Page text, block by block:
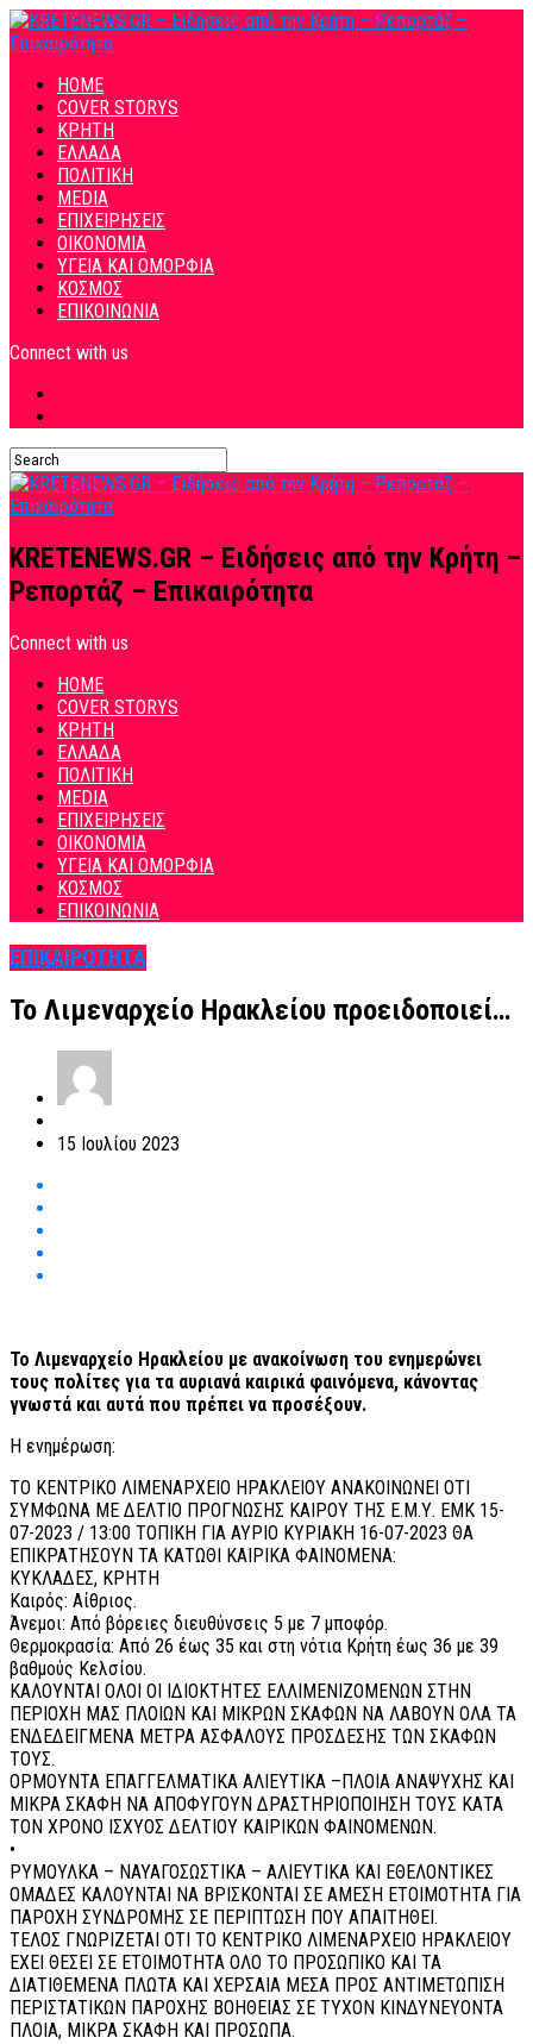
HOME
COVER STORYS
ΚΡΗΤΗ
ΕΛΛΑΔΑ
ΠΟΛΙΤΙΚΗ
MEDIA
ΕΠΙΧΕΙΡΗΣΕΙΣ
ΟΙΚΟΝΟΜΙΑ
ΥΓΕΙΑ ΚΑΙ ΟΜΟΡΦΙΑ
ΚΟΣΜΟΣ
ΕΠΙΚΟΙΝΩΝΙΑ
Connect with us
KRETENEWS.GR – Ειδήσεις από την Κρήτη –
Ρεπορτάζ – Επικαιρότητα
Connect with us
HOME
COVER STORYS
ΚΡΗΤΗ
ΕΛΛΑΔΑ
ΠΟΛΙΤΙΚΗ
MEDIA
ΕΠΙΧΕΙΡΗΣΕΙΣ
ΟΙΚΟΝΟΜΙΑ
ΥΓΕΙΑ ΚΑΙ ΟΜΟΡΦΙΑ
ΚΟΣΜΟΣ
ΕΠΙΚΟΙΝΩΝΙΑ
ΕΠΙΚΑΙΡΟΤΗΤΑ
Το Λιμεναρχείο Ηρακλείου προειδοποιεί…
15 Ιουλίου 2023
Το Λιμεναρχείο Ηρακλείου με ανακοίνωση του ενημερώνει
τους πολίτες για τα αυριανά καιρικά φαινόμενα, κάνοντας
γνωστά και αυτά που πρέπει να προσέξουν.
Η ενημέρωση:
ΤΟ ΚΕΝΤΡΙΚΟ ΛΙΜΕΝΑΡΧΕΙΟ ΗΡΑΚΛΕΙΟΥ ΑΝΑΚΟΙΝΩΝΕΙ ΟΤΙ
ΣΥΜΦΩΝΑ ΜΕ ΔΕΛΤΙΟ ΠΡΟΓΝΩΣΗΣ ΚΑΙΡΟΥ ΤΗΣ Ε.Μ.Υ. ΕΜΚ 15-
07-2023 / 13:00 ΤΟΠΙΚΗ ΓΙΑ ΑΥΡΙΟ ΚΥΡΙΑΚΗ 16-07-2023 ΘΑ
ΕΠΙΚΡΑΤΗΣΟΥΝ ΤΑ ΚΑΤΩΘΙ ΚΑΙΡΙΚΑ ΦΑΙΝΟΜΕΝΑ:
ΚΥΚΛΑΔΕΣ, ΚΡΗΤΗ
Καιρός: Αίθριος.
Άνεμοι: Από βόρειες διευθύνσεις 5 με 7 μποφόρ.
Θερμοκρασία: Από 26 έως 35 και στη νότια Κρήτη έως 36 με 39
βαθμούς Κελσίου.
ΚΑΛΟΥΝΤΑΙ ΟΛΟΙ ΟΙ ΙΔΙΟΚΤΗΤΕΣ ΕΛΛΙΜΕΝΙΖΟΜΕΝΩΝ ΣΤΗΝ
ΠΕΡΙΟΧΗ ΜΑΣ ΠΛΟΙΩΝ ΚΑΙ ΜΙΚΡΩΝ ΣΚΑΦΩΝ ΝΑ ΛΑΒΟΥΝ ΟΛΑ ΤΑ
ΕΝΔΕΔΕΙΓΜΕΝΑ ΜΕΤΡΑ ΑΣΦΑΛΟΥΣ ΠΡΟΣΔΕΣΗΣ ΤΩΝ ΣΚΑΦΩΝ
ΤΟΥΣ.
ΟΡΜΟΥΝΤΑ ΕΠΑΓΓΕΛΜΑΤΙΚΑ ΑΛΙΕΥΤΙΚΑ –ΠΛΟΙΑ ΑΝΑΨΥΧΗΣ ΚΑΙ
ΜΙΚΡΑ ΣΚΑΦΗ ΝΑ ΑΠΟΦΥΓΟΥΝ ΔΡΑΣΤΗΡΙΟΠΟΙΗΣΗ ΤΟΥΣ ΚΑΤΑ
ΤΟΝ ΧΡΟΝΟ ΙΣΧΥΟΣ ΔΕΛΤΙΟΥ ΚΑΙΡΙΚΩΝ ΦΑΙΝΟΜΕΝΩΝ.
•
ΡΥΜΟΥΛΚΑ – ΝΑΥΑΓΟΣΩΣΤΙΚΑ – ΑΛΙΕΥΤΙΚΑ ΚΑΙ ΕΘΕΛΟΝΤΙΚΕΣ
ΟΜΑΔΕΣ ΚΑΛΟΥΝΤΑΙ ΝΑ ΒΡΙΣΚΟΝΤΑΙ ΣΕ ΑΜΕΣΗ ΕΤΟΙΜΟΤΗΤΑ ΓΙΑ
ΠΑΡΟΧΗ ΣΥΝΔΡΟΜΗΣ ΣΕ ΠΕΡΙΠΤΩΣΗ ΠΟΥ ΑΠΑΙΤΗΘΕΙ.
ΤΕΛΟΣ ΓΝΩΡΙΖΕΤΑΙ ΟΤΙ ΤΟ ΚΕΝΤΡΙΚΟ ΛΙΜΕΝΑΡΧΕΙΟ ΗΡΑΚΛΕΙΟΥ
ΕΧΕΙ ΘΕΣΕΙ ΣΕ ΕΤΟΙΜΟΤΗΤΑ ΟΛΟ ΤΟ ΠΡΟΣΩΠΙΚΟ ΚΑΙ ΤΑ
ΔΙΑΤΙΘΕΜΕΝΑ ΠΛΩΤΑ ΚΑΙ ΧΕΡΣΑΙΑ ΜΕΣΑ ΠΡΟΣ ΑΝΤΙΜΕΤΩΠΙΣΗ
ΠΕΡΙΣΤΑΤΙΚΩΝ ΠΑΡΟΧΗΣ ΒΟΗΘΕΙΑΣ ΣΕ ΤΥΧΟΝ ΚΙΝΔΥΝΕΥΟΝΤΑ
ΠΛΟΙΑ, ΜΙΚΡΑ ΣΚΑΦΗ ΚΑΙ ΠΡΟΣΩΠΑ.